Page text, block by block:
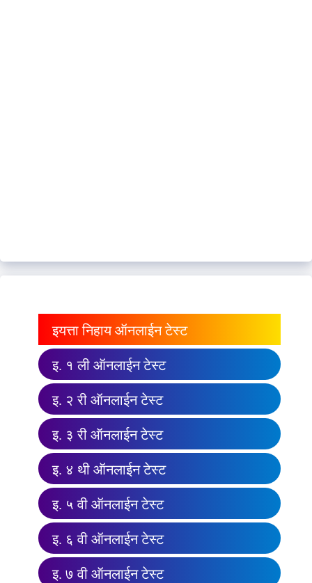
इयत्ता निहाय ऑनलाईन टेस्ट
इ. १ ली ऑनलाईन टेस्ट
इ. २ री ऑनलाईन टेस्ट
इ. ३ री ऑनलाईन टेस्ट
इ. ४ थी ऑनलाईन टेस्ट
इ. ५ वी ऑनलाईन टेस्ट
इ. ६ वी ऑनलाईन टेस्ट
इ. ७ वी ऑनलाईन टेस्ट